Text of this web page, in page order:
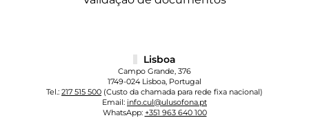
Lisboa
Campo Grande, 376
1749-024 Lisboa, Portugal
Tel.: 217 515 500 (Custo da chamada para rede fixa nacional)
Email: info.cul@ulusofona.pt
WhatsApp: +351 963 640 100